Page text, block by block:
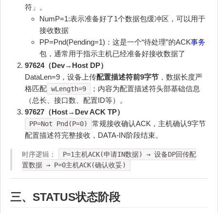
符」。
NumP=1:表示准备好了1个数据包缓冲区，可以用于
接收数据
PP=Pnd(Pending=1)：这是一个“待处理”的ACK事务
包，通常用于指示主机已经准备好接收数据了
97624（Dev→Host DP）
DataLen=9，设备上传配置描述符前9字节 ，数据长度严
格匹配 wLength=9
；内容为配置描述符头部基础信息
（总长、接口数、配置ID等）。
97627（Host→Dev ACK TP）
PP=Not Pnd(P=0)
常规接收确认ACK，主机确认9字节
配置描述符完整接收，DATA-IN阶段结束。
时序逻辑：
P=1主机ACK(申请IN数据) → 设备DP回传配
置数据 → P=0主机ACK(确认收妥)
三、STATUS状态阶段